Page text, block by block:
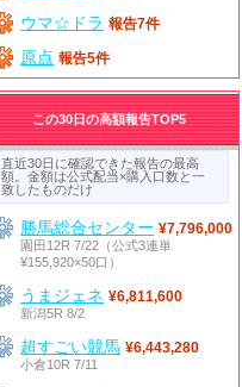
ウマ☆ドラ 報告7件
原点 報告5件
この30日の高額報告TOP5
直近30日に確認できた報告の最高
額。金額は公式配当×購入口数と一
致したものだけ
勝馬総合センター ¥7,796,000
園田12R 7/22（公式3連単
¥155,920×50口）
うまジェネ ¥6,811,600
新潟5R 8/2
超すごい競馬 ¥6,443,280
小倉10R 7/11